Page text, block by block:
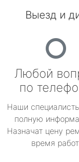
Выезд и
Любой
по
Наши
полную
Назначат цену
время